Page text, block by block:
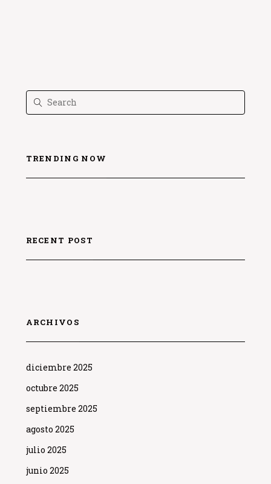
TRENDING NOW
RECENT POST
ARCHIVOS
diciembre 2025
octubre 2025
septiembre 2025
agosto 2025
julio 2025
junio 2025